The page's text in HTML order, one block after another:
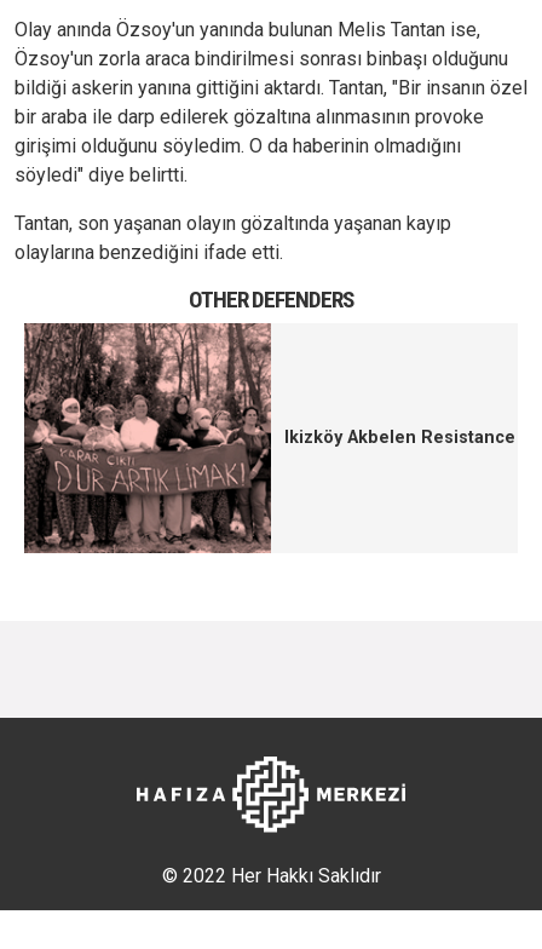
Olay anında Özsoy'un yanında bulunan Melis Tantan ise,
Özsoy'un zorla araca bindirilmesi sonrası binbaşı olduğunu
bildiği askerin yanına gittiğini aktardı. Tantan, "Bir insanın özel
bir araba ile darp edilerek gözaltına alınmasının provoke
girişimi olduğunu söyledim. O da haberinin olmadığını
söyledi" diye belirtti.
Tantan, son yaşanan olayın gözaltında yaşanan kayıp
olaylarına benzediğini ifade etti.
OTHER DEFENDERS
Ikizköy Akbelen Resistance
© 2022 Her Hakkı Saklıdır